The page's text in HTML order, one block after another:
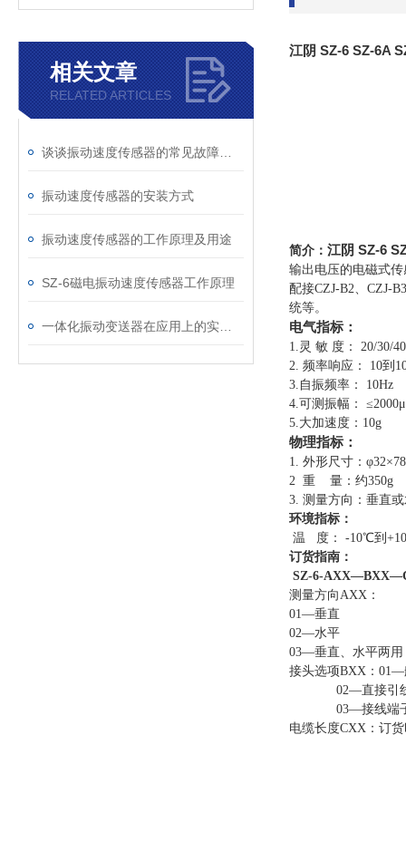
相关文章
RELATED ARTICLES
振动速度传感器的安装方式
振动速度传感器的工作原理及用途
SZ-6磁电振动速度传感器工作原理
江阴 SZ-6 SZ-6A
简介： 江阴 SZ-6
输出电压的电磁式
配接CZJ-B2、CZJ-
统等。
电气指标：
1.灵 敏 度： 20/
2. 频率响应： 10到
3.自振频率： 10Hz
4.可测振幅：
5.大加速度：10g
物理指标 ：
1. 外形尺寸：
2 重 量：约350g
3. 测量方向：垂直
环境指标 ：
温 度： -10℃到
订货指南：
SZ-6-
测量方向AXX：
01—垂直
02—水平
03—垂直、水平两用
接头选项BXX：01—
02—直接引
03—接线端
电缆长度CXX：订